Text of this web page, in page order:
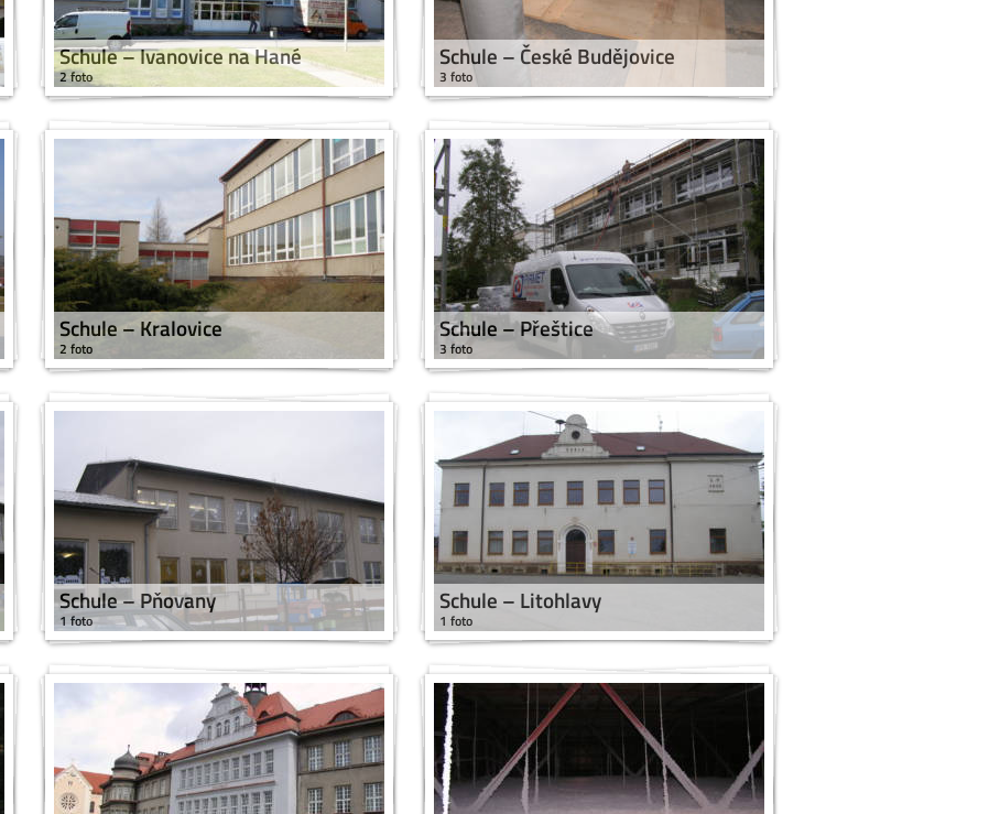
Schule – Ivanovice na Hané
2 foto
Schule – České Budějovice
3 foto
Schule – Kralovice
2 foto
Schule – Přeštice
3 foto
Schule – Pňovany
1 foto
Schule – Litohlavy
1 foto